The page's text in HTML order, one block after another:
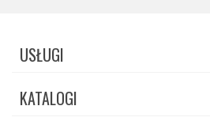
USŁUGI
KATALOGI